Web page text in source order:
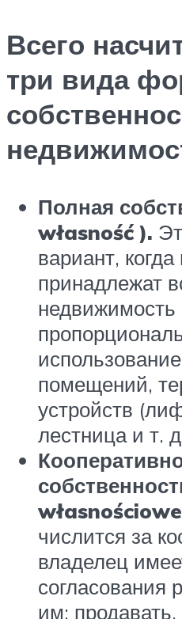
Всего
три вида
Полная
własność ).
вариант,
принадлежат
недвижимость
помещений,
устройств
лестница и т.
числится за
владелец
согласования
им: продавать,